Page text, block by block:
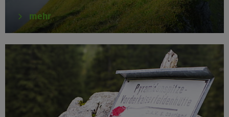
mehr